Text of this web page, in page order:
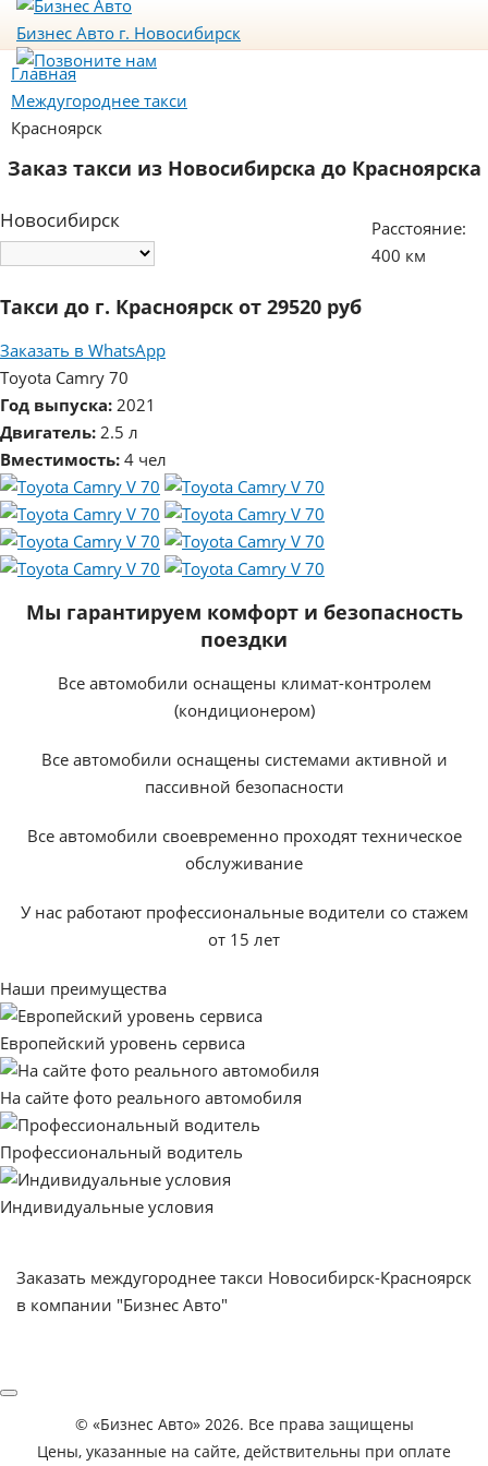
Бизнес Авто г. Новосибирск
Главная
Междугороднее такси
Красноярск
Заказ такси из Новосибирска до Красноярска
Новосибирск
Расстояние:
400 км
Такси до г. Красноярск от 29520 руб
Заказать в WhatsApp
Toyota Camry 70
Год выпуска: 2021
Двигатель: 2.5 л
Вместимость: 4 чел
Мы гарантируем комфорт и безопасность
поездки
Все автомобили оснащены климат-контролем
(кондиционером)
Все автомобили оснащены системами активной и
пассивной безопасности
Все автомобили своевременно проходят техническое
обслуживание
У нас работают профессиональные водители со стажем
от 15 лет
Наши преимущества
Европейский уровень сервиса
На сайте фото реального автомобиля
Профессиональный водитель
Индивидуальные условия
Заказать междугороднее такси Новосибирск-Красноярск
в компании "Бизнес Авто"
© «Бизнес Авто»2026. Все права защищены
Цены, указанные на сайте, действительны при оплате